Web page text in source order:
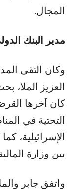
المجال.
مدير البنك
وكان التقى
العزيز الملا،
كان آخرها
التحتية في
الإسرائيلية،
بين وزارة
واتفق جابر